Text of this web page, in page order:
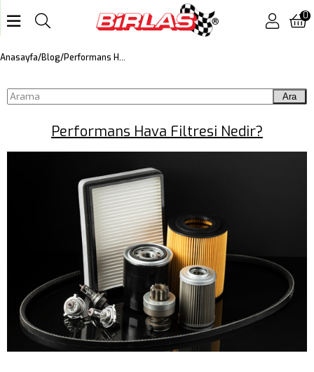
0
Anasayfa Blog Performans Hava Filtresi Nedir?
Ara
Performans Hava Filtresi Nedir?